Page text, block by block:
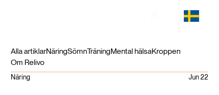
Alla artiklarNäringSömnTräningMental hälsaKroppen
Om Relivo
Näring Jun 22